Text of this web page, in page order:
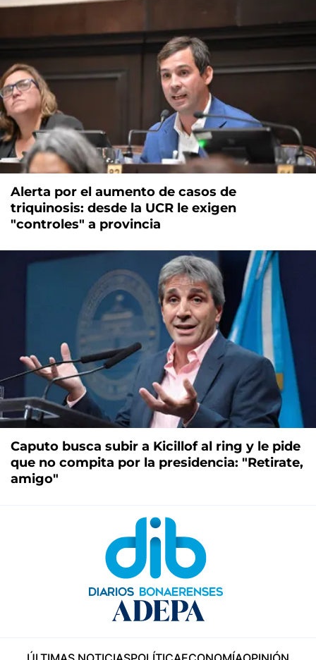
Alerta por el aumento de casos de
triquinosis: desde la UCR le exigen
"controles" a provincia
Caputo busca subir a Kicillof al ring y le pide
que no compita por la presidencia: "Retirate,
amigo"